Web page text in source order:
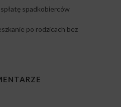
spadkobierców
po rodzicach bez